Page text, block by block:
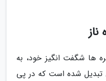
ها شگفت انگیز خود، به
تبدیل شده است که در پی